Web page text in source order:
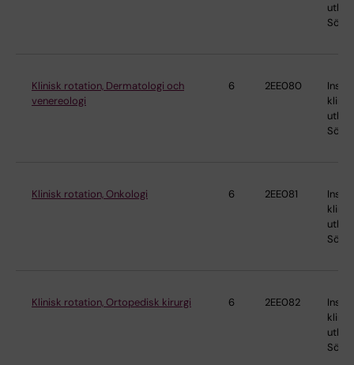
Klinisk rotation, Dermatologi och
venereologi
6 2EE080
Klinisk rotation, Onkologi 6 2EE081
Klinisk rotation, Ortopedisk kirurgi 6 2EE082